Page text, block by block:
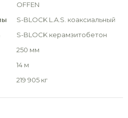
OFFEN
S-BLOCK L.A.S. коаксиальный
S-BLOCK керамзитобетон
250 мм
14 м
219 905 кг